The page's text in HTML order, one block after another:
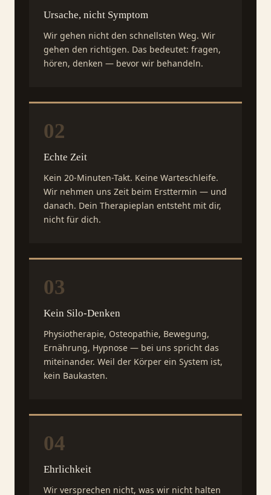
Ursache, nicht Symptom
Wir gehen nicht den schnellsten Weg. Wir
gehen den richtigen. Das bedeutet: fragen,
hören, denken — bevor wir behandeln.
02
Echte Zeit
Kein 20-Minuten-Takt. Keine Warteschleife.
Wir nehmen uns Zeit beim Ersttermin — und
danach. Dein Therapieplan entsteht mit dir,
nicht für dich.
03
Kein Silo-Denken
Physiotherapie, Osteopathie, Bewegung,
Ernährung, Hypnose — bei uns spricht das
miteinander. Weil der Körper ein System ist,
kein Baukasten.
04
Ehrlichkeit
Wir versprechen nicht, was wir nicht halten